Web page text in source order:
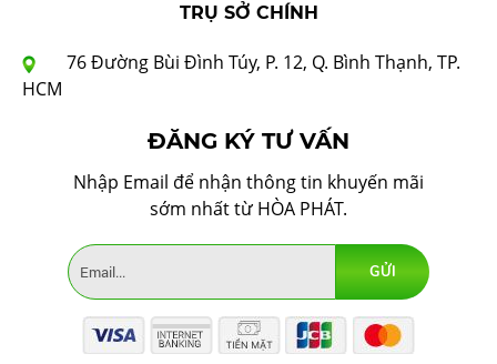
TRỤ SỞ CHÍNH
76 Đường Bùi Đình Túy, P. 12, Q. Bình Thạnh, TP.
HCM
ĐĂNG KÝ TƯ VẤN
Nhập Email để nhận thông tin khuyến mãi
sớm nhất từ HÒA PHÁT.